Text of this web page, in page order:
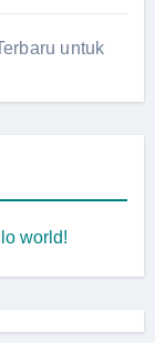
untuk
world!